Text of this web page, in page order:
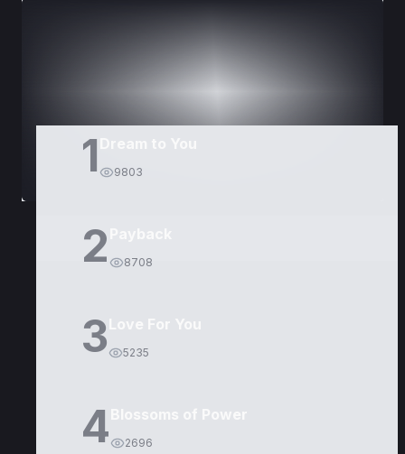
1 9803
2 8708
3 5235
4 2696